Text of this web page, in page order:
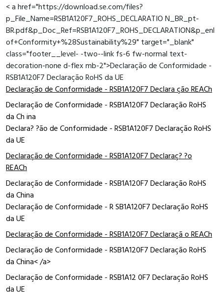
< a href="https://download.se.com/files?
p_File_Name=RSB1A120F7_ROHS_DECLARATIO N_BR_pt-
of+Conformity+%28Sustainability%29" target="_blank"
class="footer__level- -two--link fs-6 fw-normal text-
decoration-none d-flex mb-2">Declaração de Conformidade -
RSB1A120F7 Declaração RoHS da UE
Declaração de Conformidade - RSB1A120F7 Declara ção REACh
Declaração de Conformidade - RSB1A120F7 Declaração RoHS
da Ch ina
Declara? ?ão de Conformidade - RSB1A120F7 Declaração RoHS
da UE
Declaração de Conformidade - RSB1A120F7 Declaraç? ?o
REACh
Declaração de Conformidade - RSB1A120F7 Declaração RoHS
da China
Declaração de Conformidade - R SB1A120F7 Declaração RoHS
da UE
Declaração de Conformidade - RSB1A120F7 Declaraçã o REACh
Declaração de Conformidade - RSB1A120F7 Declaração RoHS
da China< /a>
Declaração de Conformidade - RSB1A12 0F7 Declaração RoHS
da UE